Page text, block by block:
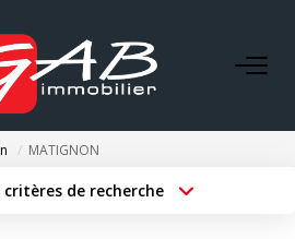
ACHETER
MATIGNON
de recherche